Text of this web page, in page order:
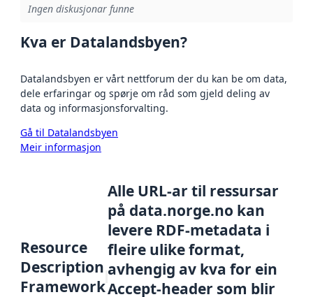
Ingen diskusjonar funne
Kva er Datalandsbyen?
Datalandsbyen er vårt nettforum der du kan be om data,
dele erfaringar og spørje om råd som gjeld deling av
data og informasjonsforvalting.
Gå til Datalandsbyen
Meir informasjon
Resource
Description
Framework
Alle URL-ar til ressursar
på data.norge.no kan
levere RDF-metadata i
fleire ulike format,
avhengig av kva for ein
Accept-header som blir